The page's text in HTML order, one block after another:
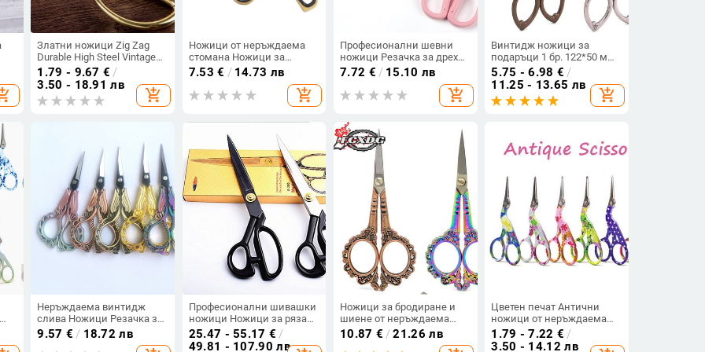
Златни ножици Zig Zag
Durable High Steel Vintage
Tailor Scissors Craft
Household for Fabric Scisso
Rsembroidery Шивашки
ножици
1.79 - 9.67 € /
3.50 - 18.91 лв
add_shopping_cart
Ножици от неръждаема
стомана Ножици за
домашен офис Ножици за
канцеларски материали с
пластмасова дръжка
7.53 € / 14.73 лв
add_shopping_cart
Професионални шевни
ножици Резачка за дрехи
Бродерия на дрехи
Шивашки ножици
Домакински канцеларски
материали Занаятчийски
7.72 € / 15.10 лв
add_shopping_cart
Винтидж ножици за
подаръци 1 бр. 122*50 мм
стоманени шивашки
ножици Антични
занаятчийски бродерии
Ножици за подстригване
5.75 - 6.98 € /
11.25 - 13.65 лв
add_shopping_cart
Неръждаема винтидж
слива Ножици Резачка за
шевни тъкани Ножици за
бродиране Ножици за
9.57 € / 18.72 лв
Професионални шивашки
ножици Ножици за рязане
Винтидж плат от
неръждаема стомана
25.47 - 55.17 € /
49.81 - 107.90 лв
Ножици за бродиране и
шиене от неръждаема
стомана Остри
издръжливи европейски
10.87 € /21.26 лв
Цветен печат Антични
ножици от неръждаема
стомана за шиене Изящни
винтидж щъркелови
1.79 - 7.22 € /
3.50 - 14.12 лв